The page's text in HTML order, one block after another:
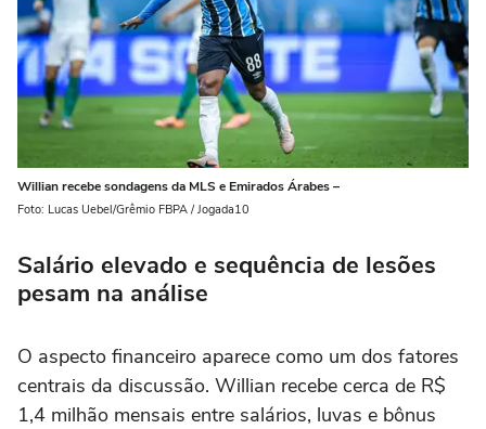
Willian recebe sondagens da MLS e Emirados Árabes –
Foto: Lucas Uebel/Grêmio FBPA / Jogada10
Salário elevado e sequência de lesões
pesam na análise
O aspecto financeiro aparece como um dos fatores
centrais da discussão. Willian recebe cerca de R$
1,4 milhão mensais entre salários, luvas e bônus